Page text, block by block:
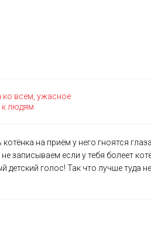
всем, ужасное
к людям
котёнка на приём у него гноятся
записываем если у тебя болеет
детский голос! Так что лучше